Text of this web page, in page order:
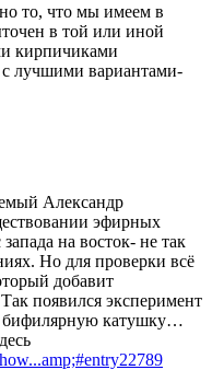
то, что мы имеем в
в той или иной
кирпичиками
с лучшими вариантами-
Александр
эфирных
на восток- не так
Но для проверки всё
добавит
появился эксперимент
бифилярную катушку…